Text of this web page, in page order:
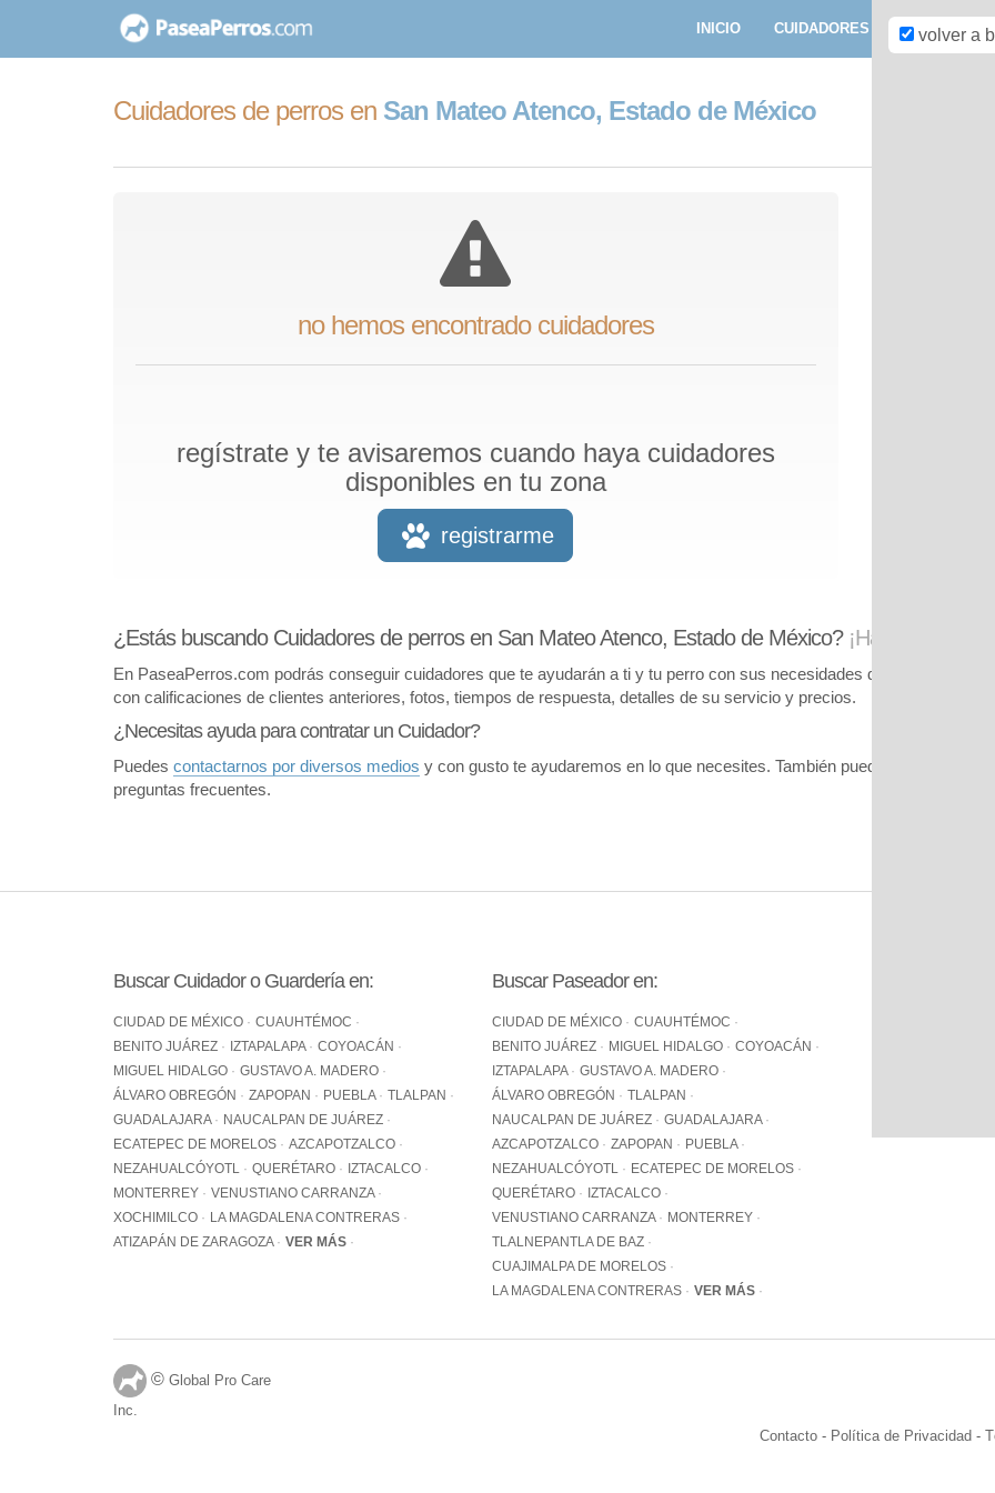
contenido
INICIO CUIDADORES
Cuidadores de perros en San Mateo Atenco, Estado de México
no hemos encontrado cuidadores
regístrate y te avisaremos cuando haya cuidadores
disponibles en tu zona
registrarme
volver a
¿Estás buscando Cuidadores de perros en San Mateo Atenco, Estado de México? ¡Has llegado al
En PaseaPerros.com podrás conseguir cuidadores que te ayudarán a ti y tu perro con sus necesidades de cuidado.
con calificaciones de clientes anteriores, fotos, tiempos de respuesta, detalles de su servicio y precios.
¿Necesitas ayuda para contratar un Cuidador?
Puedes contactarnos por diversos medios y con gusto te ayudaremos en lo que necesites. También puedes visitar
preguntas frecuentes.
Buscar Cuidador o Guardería en:
CIUDAD DE MÉXICO
CUAUHTÉMOC
BENITO JUÁREZ
IZTAPALAPA
COYOACÁN
MIGUEL HIDALGO
GUSTAVO A. MADERO
ÁLVARO OBREGÓN
ZAPOPAN PUEBLA
TLALPAN
GUADALAJARA
NAUCALPAN DE JUÁREZ
ECATEPEC DE MORELOS
AZCAPOTZALCO
NEZAHUALCÓYOTL
QUERÉTARO
IZTACALCO
MONTERREY
VENUSTIANO CARRANZA
XOCHIMILCO
LA MAGDALENA CONTRERAS
ATIZAPÁN DE ZARAGOZA
VER MÁS
Buscar Paseador en:
CIUDAD DE MÉXICO
CUAUHTÉMOC
BENITO JUÁREZ
MIGUEL HIDALGO
COYOACÁN
IZTAPALAPA
GUSTAVO A. MADERO
ÁLVARO OBREGÓN
TLALPAN
NAUCALPAN DE JUÁREZ
GUADALAJARA
AZCAPOTZALCO
ZAPOPAN
PUEBLA
NEZAHUALCÓYOTL
ECATEPEC DE MORELOS
QUERÉTARO
IZTACALCO
VENUSTIANO CARRANZA
MONTERREY
TLALNEPANTLA DE BAZ
CUAJIMALPA DE MORELOS
LA MAGDALENA CONTRERAS
VER MÁS
Contacto - Política de Privacidad -
© Global Pro Care
Inc.